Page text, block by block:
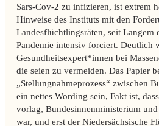
Sars-Cov-2 zu infizieren, ist extrem
Hinweise des Instituts mit den
Landesflüchtlingsräten, seit Langem
Pandemie intensiv forciert. Deutlich
Gesundheitsexpert*innen bei
die seien zu vermeiden. Das Papier
„Stellungnahmeprozess“ zwischen
ein nettes Wording sein, Fakt ist,
vorlag, Bundesinnenministerium
war, und erst der Niedersächsische